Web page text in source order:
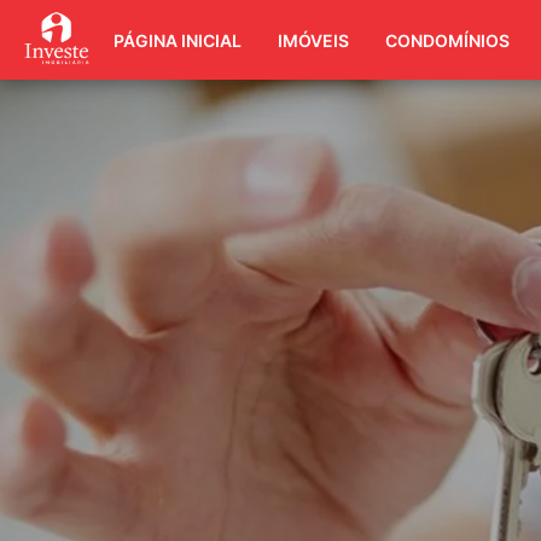
PÁGINA INICIAL IMÓVEIS CONDOMÍNIOS